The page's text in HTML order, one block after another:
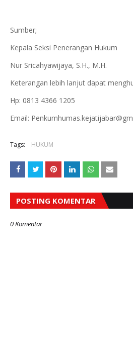
Sumber;
Kepala Seksi Penerangan Hukum
Nur Sricahyawijaya, S.H., M.H.
Keterangan lebih lanjut dapat
Hp: 0813 4366 1205
Email:
Tags: HUKUM
POSTING KOMENTAR
0 Komentar